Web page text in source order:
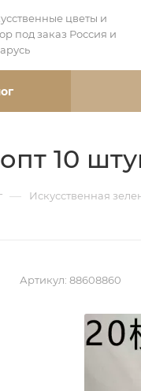
цветы и
под заказ Россия и
10
— Искусственная
Артикул: 88608860